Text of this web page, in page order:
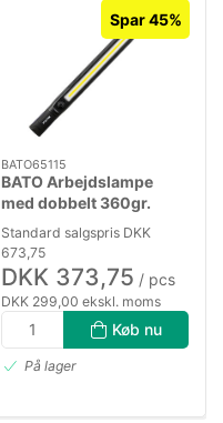
Spar 45%
BATO65115
BATO Arbejdslampe
med dobbelt 360gr.
Magnet. 80-1200
Lumen. Opladelig.
Standard salgspris DKK
673,75
DKK 373,75 / pcs
DKK 299,00 ekskl. moms
Køb nu
På lager